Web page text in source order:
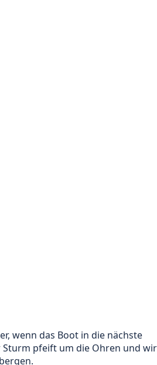
wenn das Boot in die nächste
Sturm pfeift um die Ohren und wir